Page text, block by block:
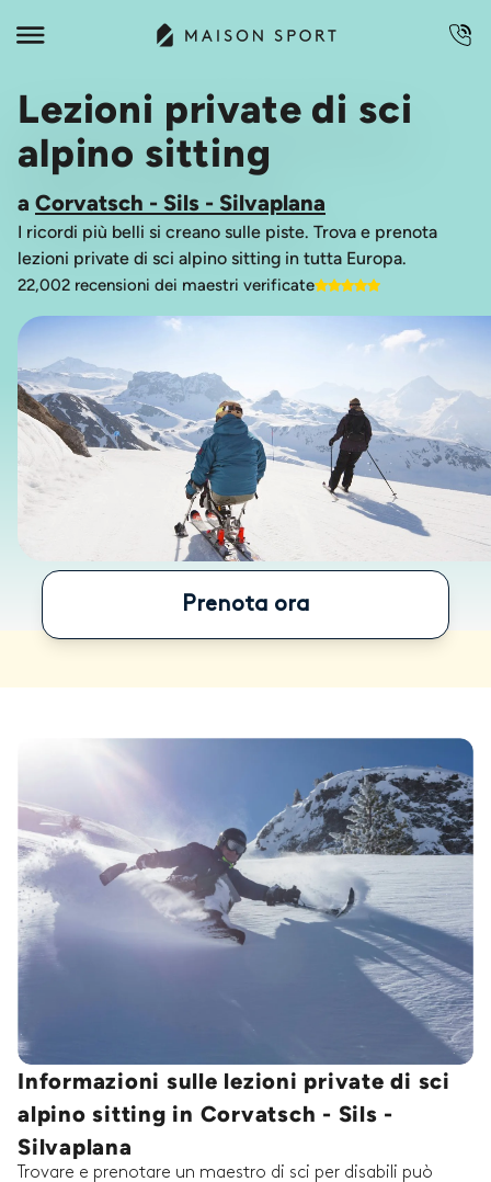
Lezioni private di sci
alpino sitting
a Corvatsch - Sils - Silvaplana
I ricordi più belli si creano sulle piste. Trova e prenota
lezioni private di sci alpino sitting in tutta Europa.
22,002 recensioni dei maestri verificate
Prenota ora
Informazioni sulle lezioni private di sci
alpino sitting in Corvatsch - Sils -
Silvaplana
Trovare e prenotare un maestro di sci per disabili può